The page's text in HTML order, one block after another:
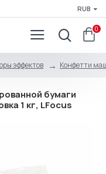
RUB
0
эффектов Конфетти
бумаги
1 кг, LFocus